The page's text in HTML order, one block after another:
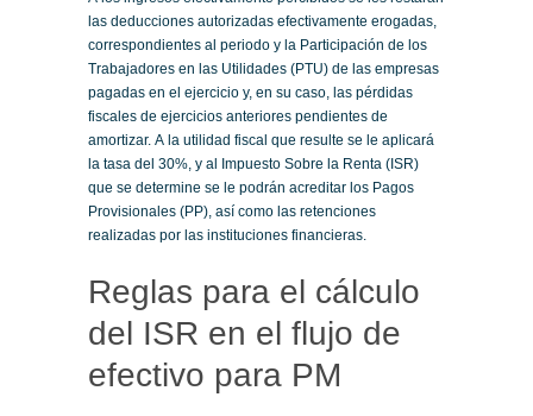
las deducciones autorizadas efectivamente erogadas,
correspondientes al periodo y la Participación de los
Trabajadores en las Utilidades (PTU) de las empresas
pagadas en el ejercicio y, en su caso, las pérdidas
fiscales de ejercicios anteriores pendientes de
amortizar. A la utilidad fiscal que resulte se le aplicará
la tasa del 30%, y al Impuesto Sobre la Renta (ISR)
que se determine se le podrán acreditar los Pagos
Provisionales (PP), así como las retenciones
realizadas por las instituciones financieras.
Reglas para el cálculo
del ISR en el flujo de
efectivo para PM